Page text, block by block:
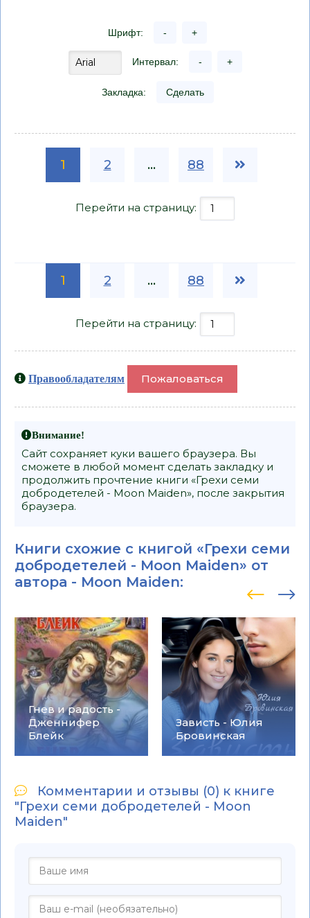
Шрифт: - +
Интервал: - +
Закладка: Сделать
1 2 ... 88
Перейти на страницу:
1 2 ... 88
Перейти на страницу:
Правообладателям Пожаловаться
Внимание!
Сайт сохраняет куки вашего браузера. Вы
сможете в любой момент сделать закладку и
продолжить прочтение книги «Грехи семи
добродетелей - Moon Maiden», после закрытия
браузера.
Книги схожие с книгой «Грехи семи
добродетелей - Moon Maiden» от
автора - Moon Maiden:
Гнев и радость -
Дженнифер
Блейк
Зависть - Юлия
Бровинская
Комментарии и отзывы (0) к книге
"Грехи семи добродетелей - Moon
Maiden"